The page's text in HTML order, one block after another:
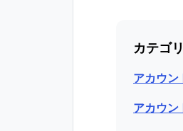
カテゴ
アカウン
アカウン